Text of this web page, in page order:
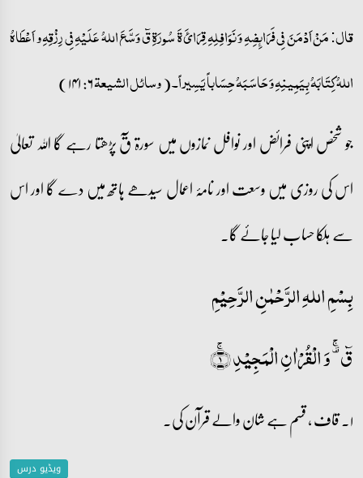
قال: مَنْ اَدْمَنَ فِی فَرَائِضِہِ وَ نَوَافِلِہِ قِرَائَ ۃَ سُورَۃِ قٓ وَسَّعَ اللہُ عَلَیْہِ فِی رِزْقِہِ و اَعْطَاہُ
اللہُ کِتَابَہُ بِیَمِینِہِ وَ حَاسَبَہُ حِسَاباً یَسِیراً۔(وسائل الشیعۃ۶: ۱۴۱)
جو شخص اپنی فرائض اور نوافل نمازوں میں سورۃ قٓ پڑھتا رہے گا اللہ تعالیٰ
اس کی روزی میں وسعت اور نامۂ اعمال سیدھے ہاتھ میں دے گا اور اس
سے ہلکا حساب لیا جائے گا۔
بِسْمِ اللہِ الرَّحْمٰنِ الرَّحِيْمِ
قٓ ۟ۚ وَ الۡقُرۡاٰنِ الۡمَجِیۡدِ ۚ﴿۱﴾
۱۔ قاف ، قسم ہے شان والے قرآن کی۔
ویڈیو درس